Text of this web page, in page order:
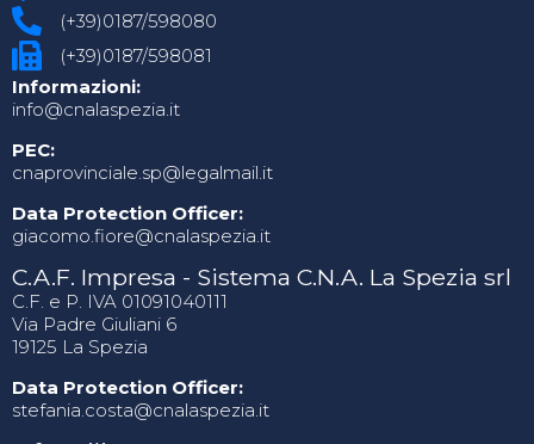
(+39)0187/598080
(+39)0187/598081
Informazioni:
info@cnalaspezia.it
PEC:
cnaprovinciale.sp@legalmail.it
Data Protection Officer:
giacomo.fiore@cnalaspezia.it
C.A.F. Impresa - Sistema C.N.A. La Spezia srl
C.F. e P. IVA 01091040111
Via Padre Giuliani 6
19125 La Spezia
Data Protection Officer:
stefania.costa@cnalaspezia.it